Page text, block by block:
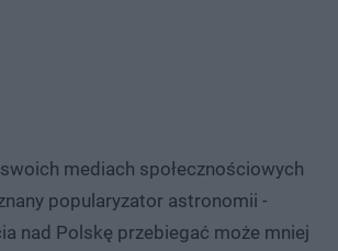
mediach społecznościowych
popularyzator astronomii -
nad Polskę przebiegać może mniej